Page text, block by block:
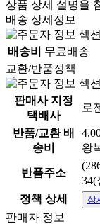
상품 상세 설명을
배송 상세정보
배송비
무료배송
교환/반품정책
판매사 지정
택배사
로
반품/교환 배
송비
왕
반품주소
34(
정책 상세
상
판매자 정보